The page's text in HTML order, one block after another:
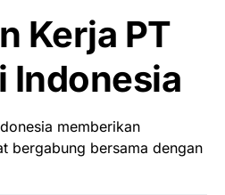
Kerja PT
Indonesia
memberikan
bergabung bersama dengan